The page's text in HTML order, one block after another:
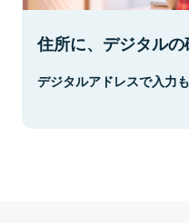
住所に、デジタルの
デジタルアドレスで入力